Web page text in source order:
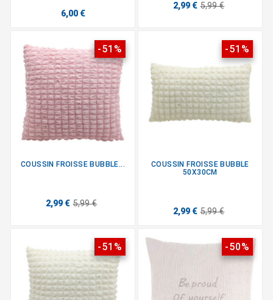
6,00 €
2,99 € 5,99 €
-51%
COUSSIN FROISSE BUBBLE...
2,99 € 5,99 €
-51%
COUSSIN FROISSE BUBBLE
50X30CM
2,99 € 5,99 €
-51% -50%